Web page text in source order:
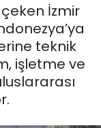
İzmir
teknik
işletme ve